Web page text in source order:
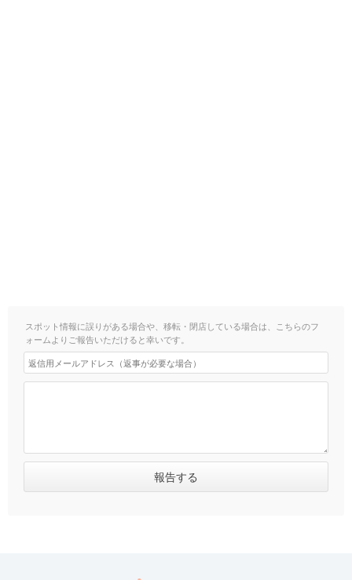
スポット情報に誤りがある場合や、移転・閉店している場合は、こちらのフ
ォームよりご報告いただけると幸いです。